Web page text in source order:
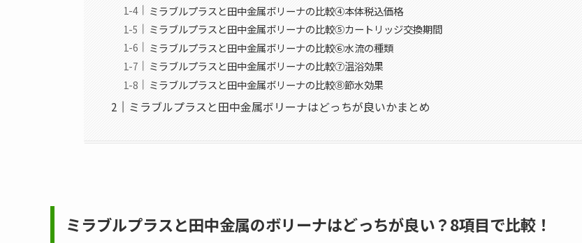
ミラブルプラスと田中金属ボリーナの比較④本体税込価格
ミラブルプラスと田中金属ボリーナの比較⑤カートリッジ交換期間
ミラブルプラスと田中金属ボリーナの比較⑥水流の種類
ミラブルプラスと田中金属ボリーナの比較⑦温浴効果
ミラブルプラスと田中金属ボリーナの比較⑧節水効果
ミラブルプラスと田中金属ボリーナはどっちが良いかまとめ
ミラブルプラスと田中金属のボリーナはどっちが良い？8項目で比較！